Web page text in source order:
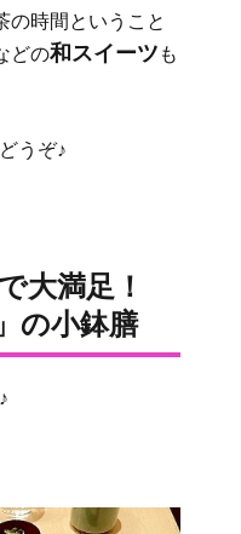
の時間ということ
どの和スイーツ も
うぞ♪
大満足！
の小鉢膳